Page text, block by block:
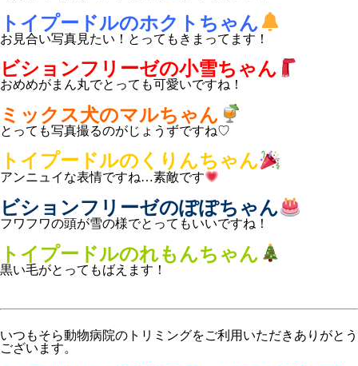
トイプードルのホクトちゃん
お見合い写真見たい！とってもきまってます！
ビションフリーゼの小雪ちゃん
おめめがまん丸でとっても可愛いですね！
ミックス犬のマルちゃん
とっても写真撮るのがじょうずですね♡
トイプードルのくりんちゃん
アンニュイな表情ですね…素敵です
ビションフリーゼのぽぽちゃん
フワフワの頭が雪の様でとってもいいですね！
トイプードルのれもんちゃん
黒い毛がとってもばえます！
いつもそら動物病院のトリミングをご利用いただきありがとう
ございます。